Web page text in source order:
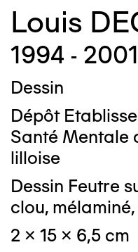
Louis
1994 - 2001
Dessin
Dépôt
Santé Mentale
lilloise
Dessin Feutre
clou,
2 x 15 x 6,5 cm